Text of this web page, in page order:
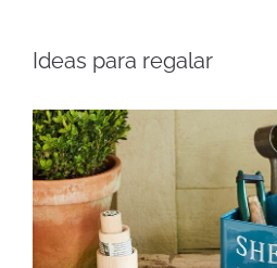
Ideas para regalar